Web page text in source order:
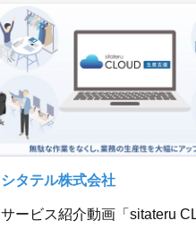
シタテル株式会社
サービス紹介動画「sitateru